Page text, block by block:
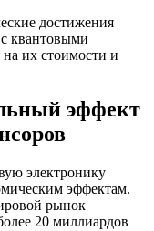
достижения
квантовыми
их стоимости и
эффект
электронику
эффектам.
рынок
20 миллиардов